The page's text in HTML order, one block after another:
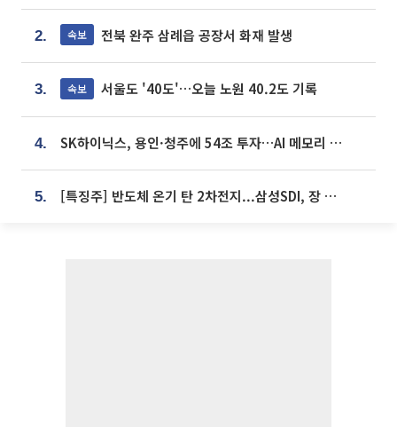
2. 속보 전북 완주 삼례읍 공장서 화재 발생
3. 속보 서울도 '40도'…오늘 노원 40.2도 기록
4. SK하이닉스, 용인·청주에 54조 투자…AI 메모리 생산기지 키운다
5. [특징주] 반도체 온기 탄 2차전지...삼성SDI, 장 초반 7% 넘게 껑충